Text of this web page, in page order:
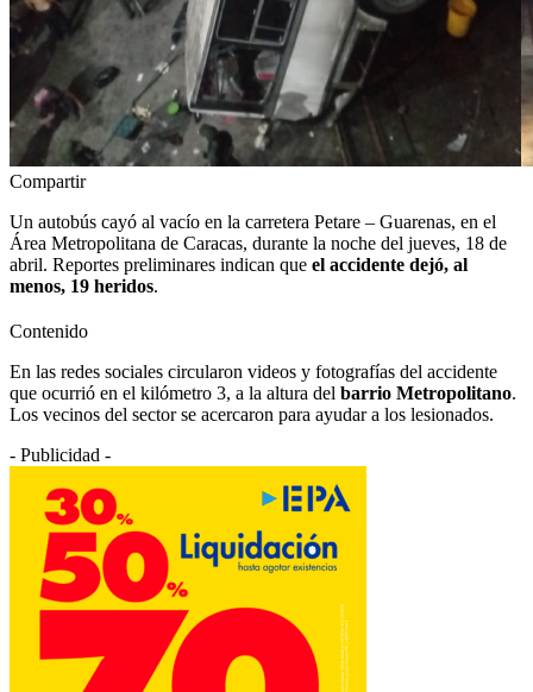
Compartir
Un autobús cayó al vacío en la carretera Petare – Guarenas, en el
Área Metropolitana de Caracas, durante la noche del jueves, 18 de
abril. Reportes preliminares indican que el accidente dejó, al
menos, 19 heridos.
Contenido
En las redes sociales circularon videos y fotografías del accidente
que ocurrió en el kilómetro 3, a la altura del barrio Metropolitano.
Los vecinos del sector se acercaron para ayudar a los lesionados.
- Publicidad -